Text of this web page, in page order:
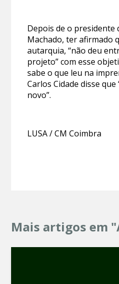
Depois de o presidente
Machado, ter afirmado
autarquia, “não deu
projeto” com esse
sabe o que leu na
Carlos Cidade disse que
novo”.
LUSA / CM Coimbra
Mais artigos em